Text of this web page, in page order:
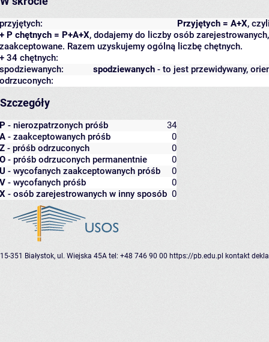
Przyjętych = A+X,
przyjętych:
+ P chętnych = P+A+X, dodajemy do liczby osób
zaakceptowane. Razem uzyskujemy ogólną liczbę chętnych.
+ 34 chętnych:
spodziewanych - to jest przewidywany,
spodziewanych:
odrzuconych:
Szczegóły
P - nierozpatrzonych próśb
34
A - zaakceptowanych próśb
0
Z - próśb odrzuconych
0
O - próśb odrzuconych permanentnie
0
U - wycofanych zaakceptowanych próśb
0
V - wycofanych próśb
0
X - osób zarejestrowanych w inny sposób 0
15-351 Białystok, ul. Wiejska 45A tel: +48 746 90 00 https://pb.edu.pl kontakt